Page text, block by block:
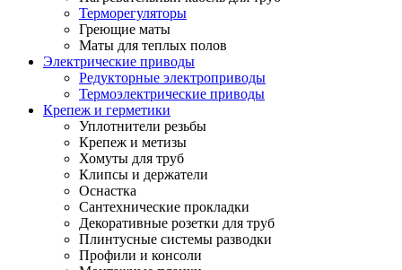
Терморегуляторы
Греющие маты
Маты для теплых полов
Электрические приводы
Редукторные электроприводы
Термоэлектрические приводы
Крепеж и герметики
Уплотнители резьбы
Крепеж и метизы
Хомуты для труб
Клипсы и держатели
Оснастка
Сантехнические прокладки
Декоративные розетки для труб
Плинтусные системы разводки
Профили и консоли